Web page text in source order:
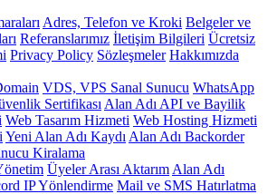
Adres, Telefon ve Kroki Belgeler ve
Referanslarımız İletişim Bilgileri Ücretsiz
Privacy Policy Sözleşmeler Hakkımızda
VDS, VPS Sanal Sunucu WhatsApp
Sertifikası Alan Adı API ve Bayilik
Web Tasarım Hizmeti Web Hosting Hizmeti
Yeni Alan Adı Kaydı Alan Adı Backorder
Kiralama
Üyeler Arası Aktarım Alan Adı
IP Yönlendirme Mail ve SMS Hatırlatma